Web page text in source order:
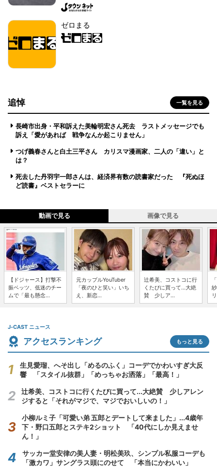
ゼロまる
追悼 一覧を見る
長崎市出身・平和訴えた美輪明宏さん死去 ラストメッセージでも
訴え「愛があれば 戦争なんか起こりません」
つげ義春さんと白土三平さん カリスマ漫画家、二人の「違い」と
は？
死去した丹羽宇一郎さんは、経済界有数の読書家だった 『死ぬほ
ど読書』ベストセラーに
動画で見る 画像で見る
【ドジャース】打撃不
振ベッツ、低迷のチー
ムで「最も懸念...
元カップルYouTuber
「夜のひと笑い」いち
え、新恋...
辻希美、コストコに行
くたびに買って...大絶
賛 少しア...
J-CAST ニュース
アクセスランキング もっと見る
生見愛瑠、へそ出し「めるのふく」コーデでかわいすぎ大反
響 「スタイル抜群」「めっちゃお洒落」「最高！」
辻希美、コストコに行くたびに買って...大絶賛 少しアレン
ジすると「それがマジで、マジでおいしいの！」
小柳ルミ子「可愛い弟 五郎とデートして来ました」...4歳年
下・野口五郎とステキ2ショット 「40代にしか見えませ
ん！」
サッカー堂安律の美人妻・明松美玖、シンプル私服コーデも
「激カワ」サングラス頭にのせて 「本当にかわいい」